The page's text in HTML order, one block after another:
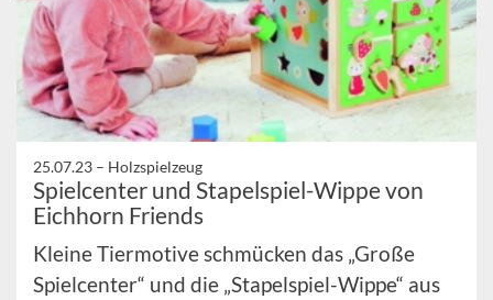
25.07.23 – Holzspielzeug
Spielcenter und Stapelspiel-Wippe von
Eichhorn Friends
Kleine Tiermotive schmücken das „Große
Spielcenter“ und die „Stapelspiel-Wippe“ aus